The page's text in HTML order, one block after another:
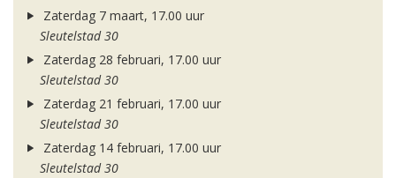
Zaterdag 7 maart, 17.00 uur
Sleutelstad 30
Zaterdag 28 februari, 17.00 uur
Sleutelstad 30
Zaterdag 21 februari, 17.00 uur
Sleutelstad 30
Zaterdag 14 februari, 17.00 uur
Sleutelstad 30